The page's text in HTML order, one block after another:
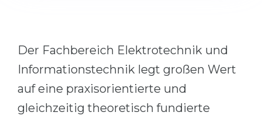
Professions
Fields of Study
Sample Vacancies
Medicine
Engineering
Physics
Management
Der Fachbereich Elektrotechnik und
Informationstechnik legt großen Wert
auf eine praxisorientierte und
gleichzeitig theoretisch fundierte